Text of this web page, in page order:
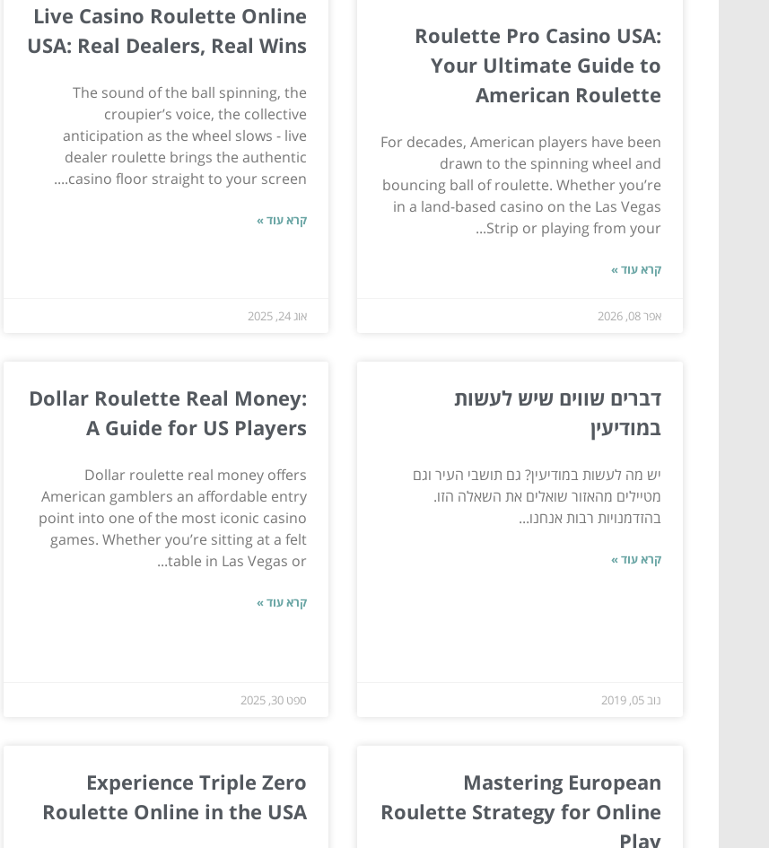
Roulette Pro Casino USA:
Your Ultimate Guide to
American Roulette
For decades, American players have been
drawn to the spinning wheel and
bouncing ball of roulette. Whether you’re
in a land-based casino on the Las Vegas
Strip or playing from your...
קרא עוד »
אפר 08, 2026
Live Casino Roulette Online
USA: Real Dealers, Real Wins
The sound of the ball spinning, the
croupier’s voice, the collective
anticipation as the wheel slows - live
dealer roulette brings the authentic
casino floor straight to your screen....
קרא עוד »
אוג 24, 2025
דברים שווים שיש לעשות
במודיעין
יש מה לעשות במודיעין? גם תושבי העיר וגם
מטיילים מהאזור שואלים את השאלה הזו.
בהזדמנויות רבות אנחנו...
קרא עוד »
נוב 05, 2019
Dollar Roulette Real Money:
A Guide for US Players
Dollar roulette real money offers
American gamblers an affordable entry
point into one of the most iconic casino
games. Whether you’re sitting at a felt
table in Las Vegas or...
קרא עוד »
ספט 30, 2025
Mastering European
Roulette Strategy for Online
Play
Experience Triple Zero
Roulette Online in the USA